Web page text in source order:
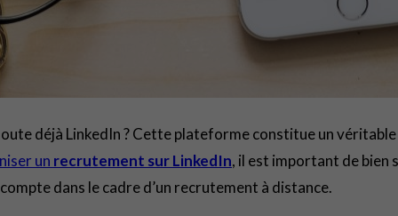
déjà LinkedIn ? Cette plateforme constitue un
un recrutement sur LinkedIn, il est important de bien
dans le cadre d’un recrutement à distance.